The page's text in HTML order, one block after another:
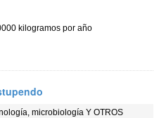
kilogramos por año
microbiología Y OTROS